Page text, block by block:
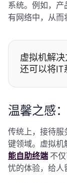
系统。例如，
有网络中，从而
虚拟机解决
还可以将IT
温馨之感
传统上，接待服
键领域。虚拟机
能自助终端 不
忧的体验，给人